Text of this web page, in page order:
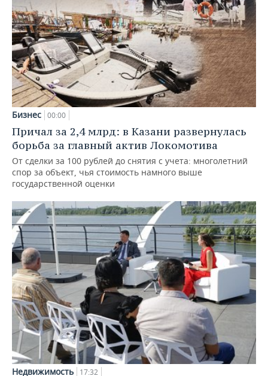
Бизнес 00:00
Причал за 2,4 млрд: в Казани развернулась
борьба за главный актив Локомотива
От сделки за 100 рублей до снятия с учета: многолетний
спор за объект, чья стоимость намного выше
государственной оценки
Недвижимость 17:32